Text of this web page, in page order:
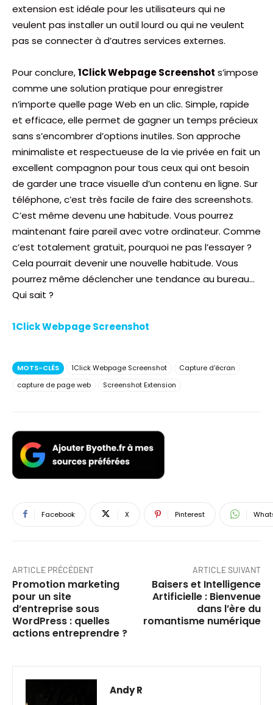
extension est idéale pour les utilisateurs qui ne
veulent pas installer un outil lourd ou qui ne veulent
pas se connecter à d’autres services externes.
Pour conclure,1Click Webpage Screenshot s’impose
comme une solution pratique pour enregistrer
n’importe quelle page Web en un clic. Simple, rapide
et efficace, elle permet de gagner un temps précieux
sans s’encombrer d’options inutiles. Son approche
minimaliste et respectueuse de la vie privée en fait un
excellent compagnon pour tous ceux qui ont besoin
de garder une trace visuelle d’un contenu en ligne. Sur
téléphone, c’est très facile de faire des screenshots.
C’est même devenu une habitude. Vous pourrez
maintenant faire pareil avec votre ordinateur. Comme
c’est totalement gratuit, pourquoi ne pas l’essayer ?
Cela pourrait devenir une nouvelle habitude. Vous
pourrez même déclencher une tendance au bureau…
Qui sait ?
1Click Webpage Screenshot
MOTS-CLÉS 1Click Webpage Screenshot
Capture d'écran
capture de page web
Screenshot Extension
Facebook X Pinterest
ARTICLE PRÉCÉDENT
Promotion marketing
pour un site
d’entreprise sous
WordPress : quelles
actions entreprendre ?
ARTICLE SUIVANT
Baisers et Intelligence
Artificielle : Bienvenue
dans l’ère du
romantisme numérique
Andy R